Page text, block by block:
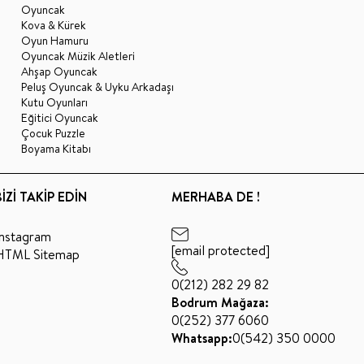
Oyuncak
Kova & Kürek
Oyun Hamuru
Oyuncak Müzik Aletleri
Ahşap Oyuncak
Peluş Oyuncak & Uyku Arkadaşı
Kutu Oyunları
Eğitici Oyuncak
Çocuk Puzzle
Boyama Kitabı
TAKİP EDİN
Sitemap
MERHABA DE !
[email protected]
0(212) 282 29 82
Bodrum Mağaza:
0(252) 377 6060
Whatsapp:0(542) 350 0000